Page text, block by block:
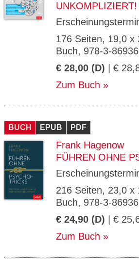
UNKOMPLIZIERT!
176 Seiten, 19,0 x
Buch, 978-3-
€ 28,00 (D) | €
Zum Buch
BUCH EPUB PDF
Frank Hagenow
FÜHREN OHNE
216 Seiten, 23,0 x
Buch, 978-3-
€ 24,90 (D) | €
Zum Buch